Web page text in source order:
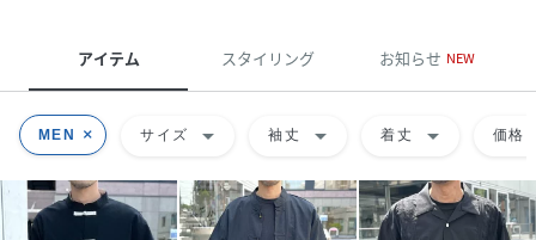
アイテム スタイリング お知らせ NEW
MEN サイズ arrow_drop_down 袖丈 arrow_drop_down 着丈 arrow_drop_down 価格